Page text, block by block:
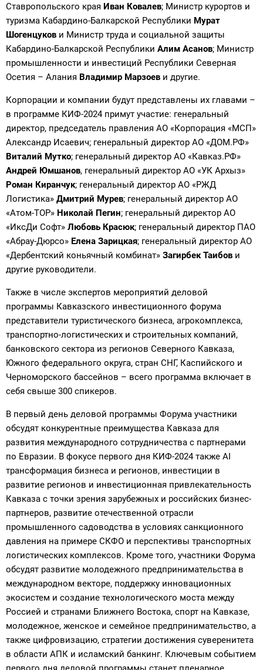
Ставропольского края Иван Ковалев; Министр курортов и
туризма Кабардино-Балкарской Республики Мурат
Шогенцуков и Министр труда и социальной защиты
Кабардино-Балкарской Республики Алим Асанов; Министр
промышленности и инвестиций Республики Северная
Осетия – Алания Владимир Марзоев и другие.
Корпорации и компании будут представлены их главами –
в программе КИФ-2024 примут участие: генеральный
директор, председатель правления АО «Корпорация «МСП»
Александр Исаевич; генеральный директор АО «ДОМ.РФ»
Виталий Мутко; генеральный директор АО «Кавказ.РФ»
Андрей Юмшанов, генеральный директор АО «УК Архыз»
Роман Киранчук; генеральный директор АО «РЖД
Логистика» Дмитрий Мурев; генеральный директор АО
«Атом-ТОР» Николай Пегин; генеральный директор АО
«ИксДи Софт» Любовь Красюк; генеральный директор ПАО
«Абрау-Дюрсо» Елена Зарицкая; генеральный директор АО
«Дербентский коньячный комбинат» Загирбек Таибов и
другие руководители.
Также в числе экспертов мероприятий деловой
программы Кавказского инвестиционного форума
представители туристического бизнеса, агрокомплекса,
транспортно-логистических и строительных компаний,
банковского сектора из регионов Северного Кавказа,
Южного федерального округа, стран СНГ, Каспийского и
Черноморского бассейнов – всего программа включает в
себя свыше 300 спикеров.
В первый день деловой программы Форума участники
обсудят конкурентные преимущества Кавказа для
развития международного сотрудничества с партнерами
по Евразии. В фокусе первого дня КИФ-2024 также AI
трансформация бизнеса и регионов, инвестиции в
развитие регионов и инвестиционная привлекательность
Кавказа с точки зрения зарубежных и российских бизнес-
партнеров, развитие отечественной отрасли
промышленного садоводства в условиях санкционного
давления на примере СКФО и перспективы транспортных
логистических комплексов. Кроме того, участники Форума
обсудят развитие молодежного предпринимательства в
международном векторе, поддержку инновационных
экосистем и создание технологического моста между
Россией и странами Ближнего Востока, спорт на Кавказе,
молодежное, женское и семейное предпринимательство, а
также цифровизацию, стратегии достижения суверенитета
в области АПК и исламский банкинг. Ключевым событием